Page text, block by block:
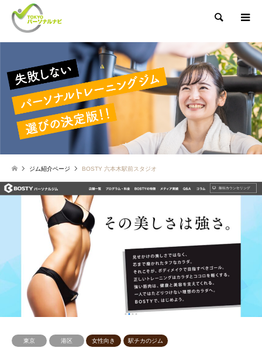
検索
ジム紹介ページ BOSTY 六本木駅前スタジオ
東京 港区 女性向き 駅チカのジム